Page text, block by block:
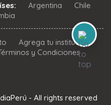
Argentina
Chile
Agrega tu institución
y Condiciones
- All rights reserved